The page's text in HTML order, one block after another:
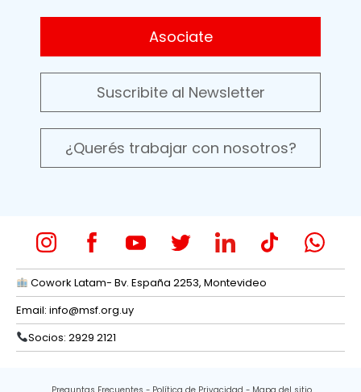
Asociate
Suscribite al Newsletter
¿Querés trabajar con nosotros?
Cowork Latam- Bv. España 2253, Montevideo
Email: info@msf.org.uy
Socios: 2929 2121